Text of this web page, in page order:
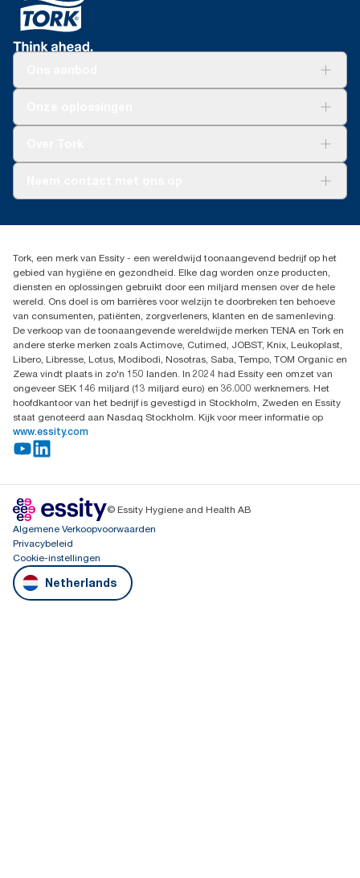
Productklacht
Dispenserklacht
030 - 698 46 66
Essity Netherlands B.V.
Arnhemse Bovenweg 120
3708 AH ZEIST
Nederland
Tork, een merk van Essity - een wereldwijd toonaangevend bedrijf op het
gebied van hygiëne en gezondheid. Elke dag worden onze producten,
diensten en oplossingen gebruikt door een miljard mensen over de hele
wereld. Ons doel is om barrières voor welzijn te doorbreken ten behoeve
van consumenten, patiënten, zorgverleners, klanten en de samenleving.
De verkoop van de toonaangevende wereldwijde merken TENA en Tork en
andere sterke merken zoals Actimove, Cutimed, JOBST, Knix, Leukoplast,
Libero, Libresse, Lotus, Modibodi, Nosotras, Saba, Tempo, TOM Organic en
Zewa vindt plaats in zo'n 150 landen. In 2024 had Essity een omzet van
ongeveer SEK 146 miljard (13 miljard euro) en 36.000 werknemers. Het
hoofdkantoor van het bedrijf is gevestigd in Stockholm, Zweden en Essity
staat genoteerd aan Nasdaq Stockholm. Kijk voor meer informatie op
www.essity.com
© Essity Hygiene and Health AB
Algemene Verkoopvoorwaarden
Privacybeleid
Cookie-instellingen
Netherlands